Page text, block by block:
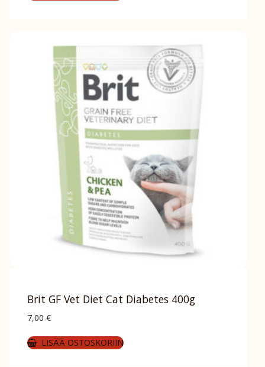
Brit GF Vet Diet Cat Diabetes 400g
7,00 €
LISÄÄ OSTOSKORIIN